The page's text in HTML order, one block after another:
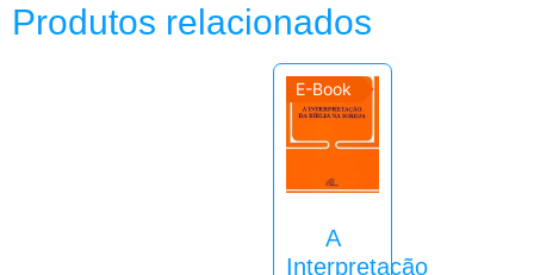
Produtos relacionados
E-Book
A
Interpretação